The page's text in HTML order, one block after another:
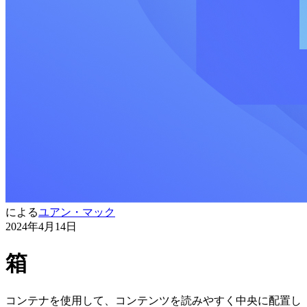
によるユアン・マック
2024年4月14日
箱
コンテナを使用して、コンテンツを読みやすく中央に配置し